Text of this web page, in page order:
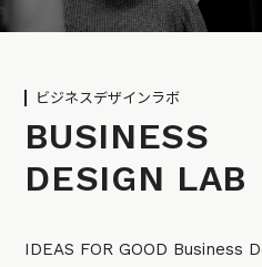
ビジネスデザインラボ
BUSINESS
DESIGN LAB
IDEAS FOR GOOD Business